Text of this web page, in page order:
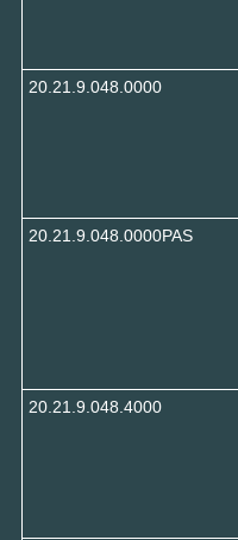
20.21.9.048.0000
20.21.9.048.0000PAS
20.21.9.048.4000